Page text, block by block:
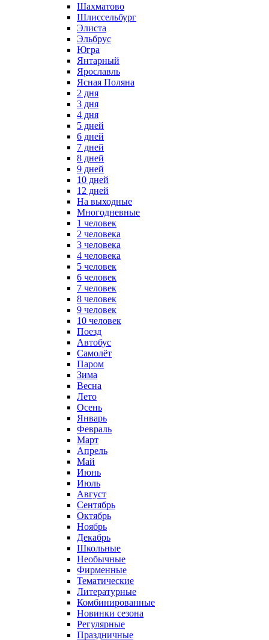
Шахматово
Шлиссельбург
Элиста
Эльбрус
Югра
Янтарный
Ярославль
Ясная Поляна
2 дня
3 дня
4 дня
5 дней
6 дней
7 дней
8 дней
9 дней
10 дней
12 дней
На выходные
Многодневные
1 человек
2 человека
3 человека
4 человека
5 человек
6 человек
7 человек
8 человек
9 человек
10 человек
Поезд
Автобус
Самолёт
Паром
Зима
Весна
Лето
Осень
Январь
Февраль
Март
Апрель
Май
Июнь
Июль
Август
Сентябрь
Октябрь
Ноябрь
Декабрь
Школьные
Необычные
Фирменные
Тематические
Литературные
Комбинированные
Новинки сезона
Регулярные
Праздничные